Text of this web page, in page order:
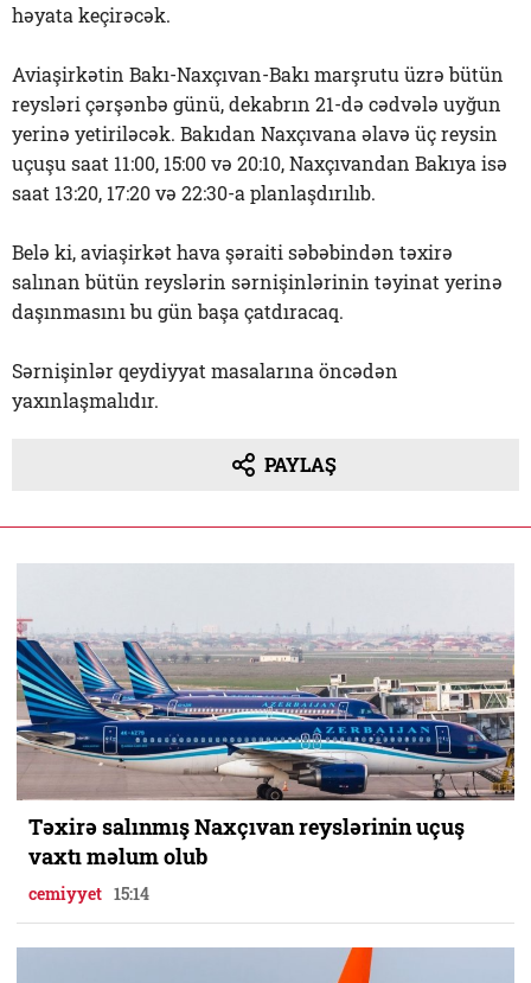
həyata keçirəcək.
Aviaşirkətin Bakı-Naxçıvan-Bakı marşrutu üzrə bütün
reysləri çərşənbə günü, dekabrın 21-də cədvələ uyğun
yerinə yetiriləcək. Bakıdan Naxçıvana əlavə üç reysin
uçuşu saat 11:00, 15:00 və 20:10, Naxçıvandan Bakıya isə
saat 13:20, 17:20 və 22:30-a planlaşdırılıb.
Belə ki, aviaşirkət hava şəraiti səbəbindən təxirə
salınan bütün reyslərin sərnişinlərinin təyinat yerinə
daşınmasını bu gün başa çatdıracaq.
Sərnişinlər qeydiyyat masalarına öncədən
yaxınlaşmalıdır.
PAYLAŞ
Təxirə salınmış Naxçıvan reyslərinin uçuş
vaxtı məlum olub
cemiyyet 15:14